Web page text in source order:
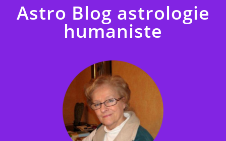
Astro Blog astrologie
humaniste